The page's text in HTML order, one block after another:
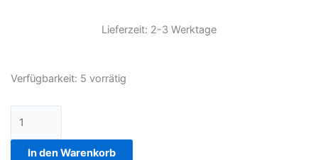
Lieferzeit: 2-3 Werktage
Verfügbarkeit: 5 vorrätig
Spezialwirbel
06
Menge
In den Warenkorb